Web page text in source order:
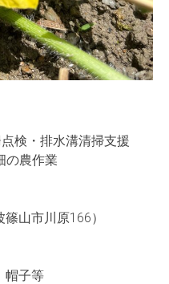
検・排水溝清掃支援
の農作業
山市川原166）
帽子等